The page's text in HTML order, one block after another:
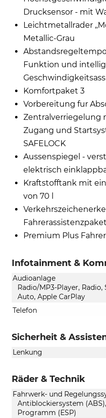
Drucksensor - mit
Leichtmetallrader
Metallic-Grau
Funktion und
Komfortpaket 3
Vorbereitung fur
Zentralverriegelung
Zugang und
SAFELOCK
Aussenspiegel -
elektrisch
Kraftstofftank mit
von 70 l
Premium Plus
Infotainment &
Audioanlage
Radio/MP3-Player,
Auto, Apple CarPlay
Telefon
Sicherheit &
Lenkung
Räder & Technik
Fahrwerk- und
Antiblockiersystem
Programm (ESP)